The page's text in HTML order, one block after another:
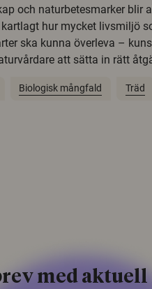
och naturbetesmarker blir
hur mycket livsmiljö
ska kunna överleva –
att sätta in rätt
Biologisk mångfald Träd
med